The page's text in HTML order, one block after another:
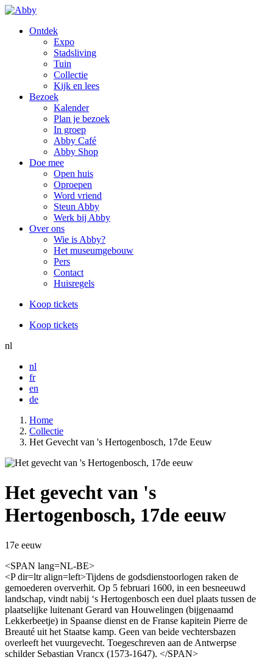
Ontdek
Expo
Stadsliving
Tuin
Collectie
Kijk en lees
Bezoek
Kalender
Plan je bezoek
In groep
Abby Café
Abby Shop
Doe mee
Open huis
Oproepen
Word vriend
Steun Abby
Werk bij Abby
Over ons
Wie is Abby?
Het museumgebouw
Pers
Contact
Huisregels
Koop tickets
Koop tickets
nl
nl
fr
en
de
Home
Collectie
Het Gevecht van 's Hertogenbosch, 17de Eeuw
Het gevecht van 's
Hertogenbosch, 17de eeuw
17e eeuw
<SPAN lang=NL-BE>
<P dir=ltr align=left>Tijdens de godsdienstoorlogen raken de
gemoederen oververhit. Op 5 februari 1600, in een besneeuwd
landschap, vindt nabij ‘s Hertogenbosch een duel plaats tussen de
plaatselijke luitenant Gerard van Houwelingen (bijgenaamd
Lekkerbeetje) in Spaanse dienst en de Franse kapitein Pierre de
Breauté uit het Staatse kamp. Geen van beide vechtersbazen
overleeft het vuurgevecht. Toegeschreven aan de Antwerpse
schilder Sebastian Vrancx (1573-1647). </SPAN>